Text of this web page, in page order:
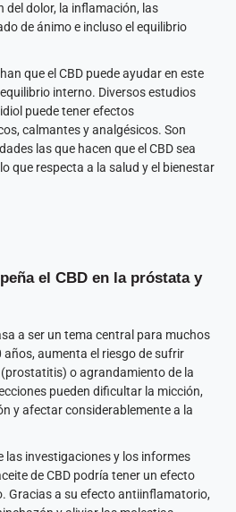
del dolor, la inflamación, las
de ánimo e incluso el equilibrio
que el CBD puede ayudar en este
interno. Diversos estudios
puede tener efectos
calmantes y analgésicos. Son
las que hacen que el CBD sea
que respecta a la salud y el bienestar
el CBD en la próstata y
a ser un tema central para muchos
aumenta el riesgo de sufrir
o agrandamiento de la
pueden dificultar la micción,
y afectar considerablemente a la
las investigaciones y los informes
de CBD podría tener un efecto
Gracias a su efecto antiinflamatorio,